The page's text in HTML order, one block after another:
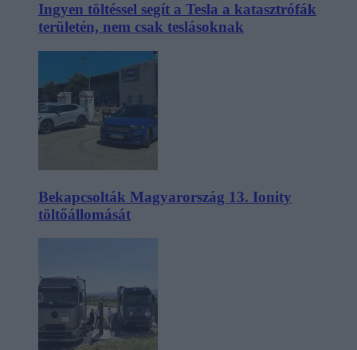
Ingyen töltéssel segít a Tesla a katasztrófák
területén, nem csak teslásoknak
Bekapcsolták Magyarország 13. Ionity
töltőállomását